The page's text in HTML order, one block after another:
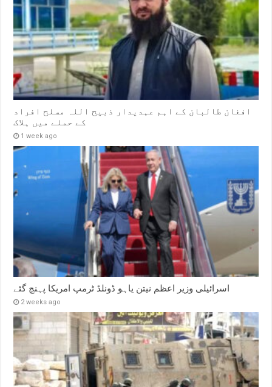
افغان طالبان کے اہم عہدیدار ذبیح اللہ مسلح افراد
کے حملے میں ہلاک
1 week ago
اسرائیلی وزیر اعظم نیتن یاہو ڈونلڈ ٹرمپ امریکا پہنچ گئے
2 weeks ago